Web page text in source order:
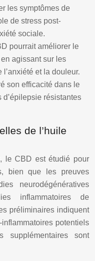
les symptômes de
de stress post-
sociale.
pourrait améliorer le
agissant sur les
et la douleur.
son efficacité dans le
résistantes
de l’huile
le CBD est étudié pour
bien que les preuves
neurodégénératives
inflammatoires de
préliminaires indiquent
potentiels
supplémentaires sont